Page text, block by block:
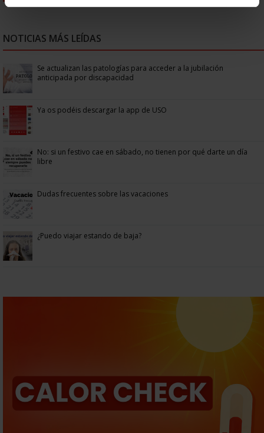
NOTICIAS MÁS LEÍDAS
Se actualizan las patologías para acceder a la jubilación
anticipada por discapacidad
Ya os podéis descargar la app de USO
No: si un festivo cae en sábado, no tienen por qué darte un día
libre
Dudas frecuentes sobre las vacaciones
¿Puedo viajar estando de baja?